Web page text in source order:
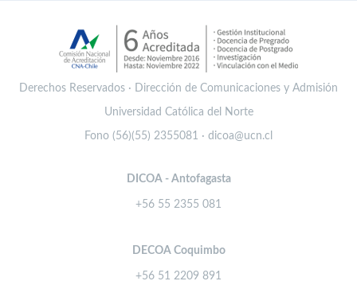
Derechos Reservados · Dirección de Comunicaciones y Admisión
Universidad Católica del Norte
Fono (56)(55) 2355081 · dicoa@ucn.cl
DICOA - Antofagasta
+56 55 2355 081
DECOA Coquimbo
+56 51 2209 891